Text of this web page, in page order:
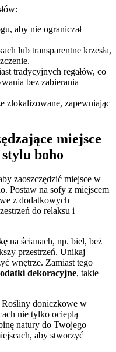
aby nie ograniczał
lub transparentne krzesła,
tradycyjnych regałów, co
bez zabierania
zlokalizowane, zapewniając
miejsce
boho
zaoszczędzić miejsce w
Postaw na sofy z miejscem
z dodatkowych
do relaksu i
na ścianach, np. biel, beż
przestrzeń. Unikaj
wnętrze. Zamiast tego
dekoracyjne, takie
Rośliny doniczkowe w
nie tylko ocieplą
natury do Twojego
aby stworzyć